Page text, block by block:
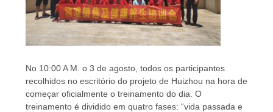
No 10:00 A M. o 3 de agosto, todos os participantes
recolhidos no escritório do projeto de Huizhou na hora de
começar oficialmente o treinamento do dia. O
treinamento é dividido em quatro fases: “vida passada e